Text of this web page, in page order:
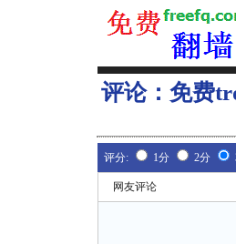
评论： 免费
评分: 1分 2分
网友评论